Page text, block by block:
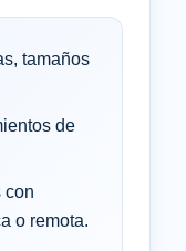
tamaños
de
con
o remota.